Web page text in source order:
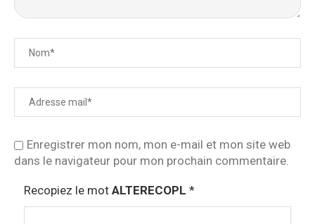
Enregistrer mon nom, mon e-mail et mon site web
dans le navigateur pour mon prochain commentaire.
Recopiez le mot ALTERECOPL *